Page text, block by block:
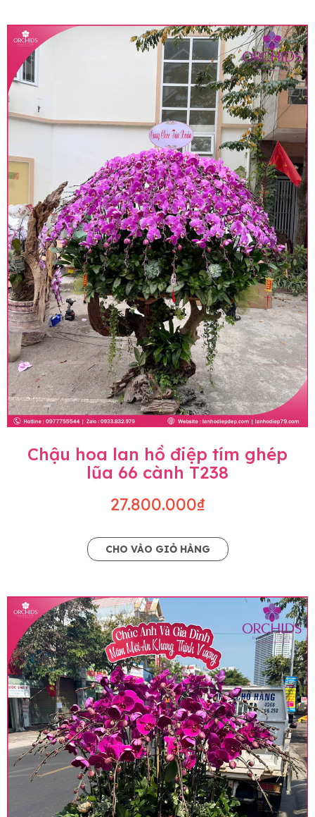
Chậu hoa lan hồ điệp tím ghép
lũa 66 cành T238
27.800.000₫
CHO VÀO GIỎ HÀNG